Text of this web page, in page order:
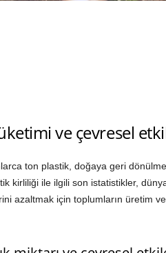
ve çevresel
ton plastik, doğaya geri
kirliliği ile ilgili son istatistikler,
azaltmak için toplumların üretim